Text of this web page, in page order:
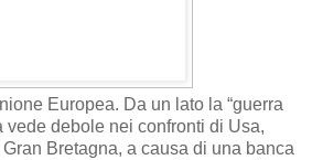
Europea. Da un lato la “guerra
vede debole nei confronti di Usa,
Bretagna, a causa di una banca